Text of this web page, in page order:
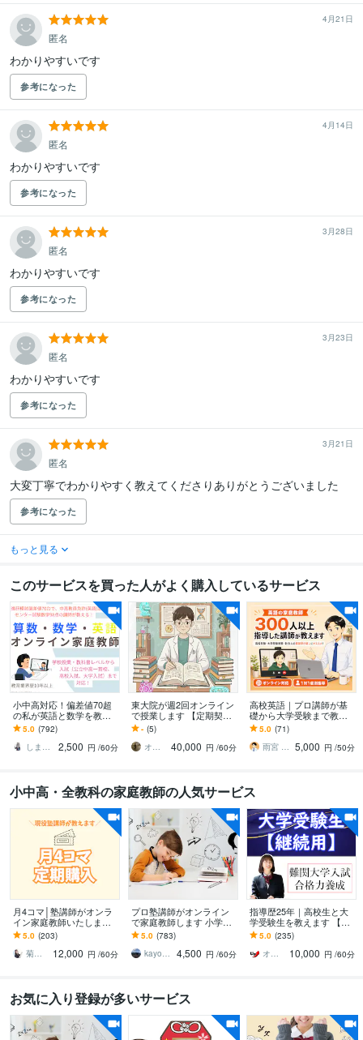
4月21日
匿名
わかりやすいです
参考になった
4月14日
匿名
わかりやすいです
参考になった
3月28日
匿名
わかりやすいです
参考になった
3月23日
匿名
わかりやすいです
参考になった
3月21日
匿名
大変丁寧でわかりやすく教えてくださりありがとうございました
参考になった
もっと見る
このサービスを買った人がよく購入しているサービス
小中高対応！偏差値70超
の私が英語と数学を教え
ます 指導歴13年で500名
指導の私が、わかる楽し
さ気づかせます！
5.0 (792)
しまうまたかし＠英語数学成績UPメソッド
2,500 円 /60分
東大院が週2回オンライン
で授業します 【定期契
約】週2回の授業契約コー
ス
- (5)
オンライン家庭教師 DEN
40,000 円 /60分
高校英語｜プロ講師が基
礎から大学受験まで教え
ます 定期テスト・共通テ
スト・大学受験対策／完
全1対1の英語指導
5.0 (71)
雨宮 大和｜英語の家庭教師／個別指導 5,000 円 /50分
小中高・全教科の家庭教師の人気サービス
月4コマ│塾講師がオンラ
イン家庭教師いたします 5
0分授業×4コマ（授業＋板
書のみ）
5.0 (203)
菊地凪桜（なぎさ）＠なぎさ算数研究所
12,000 円 /60分
プロ塾講師がオンライン
で家庭教師します 小学生
／中学生／高校生対象の
授業をします
5.0 (783)
kayo_chan
4,500 円 /60分
指導歴25年｜高校生と大
学受験生を教えます 【継
続用】英語、数学、物
理、化学の難関大学・医
学部受験指導
5.0 (235)
オンライン家庭教師のUp先生
10,000 円 /60分
お気に入り登録が多いサービス